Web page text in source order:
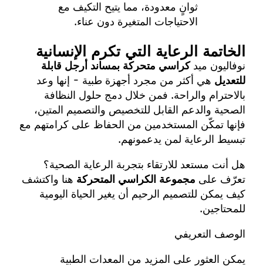
ثوانٍ معدودة، مما يتيح التكيف مع
الاحتياجات المتغيرة دون عناء.
الخاتمة الرعاية التي تكرم الإنسانية
نوفاليون ميدكراسي متحركة بمساند أرجل قابلة
للتعديلهي أكثر من مجرد أجهزة طبية - إنها وعد
بالاحترام والراحة. فمن خلال دمج حلول النظافة
الصحية والدعم القابل للتخصيص والتصميم المتين،
فإنها تمكّن المستخدمين من الحفاظ على كرامتهم مع
تبسيط الرعاية لمن يدعمونهم.
هل أنت مستعد للارتقاء بتجربة الرعاية الصحية؟
تعرّف علىمجموعة الكراسي المتحركة هناواكتشف
كيف يمكن للتصميم الرحيم أن يغير الحياة اليومية
للمحتاجين.
الوصف التعريفي
يمكن العثور على المزيد من المعدات الطبية